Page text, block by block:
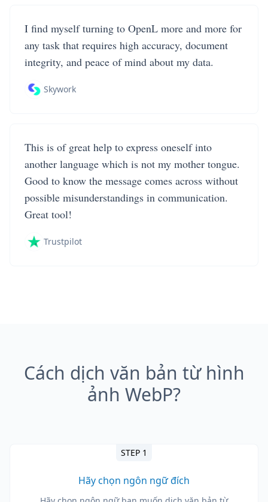
I find myself turning to OpenL more and more for
any task that requires high accuracy, document
integrity, and peace of mind about my data.
Skywork
This is of great help to express oneself into
another language which is not my mother tongue.
Good to know the message comes across without
possible misunderstandings in communication.
Great tool!
Trustpilot
Cách dịch văn bản từ hình
ảnh WebP?
STEP 1
Hãy chọn ngôn ngữ đích